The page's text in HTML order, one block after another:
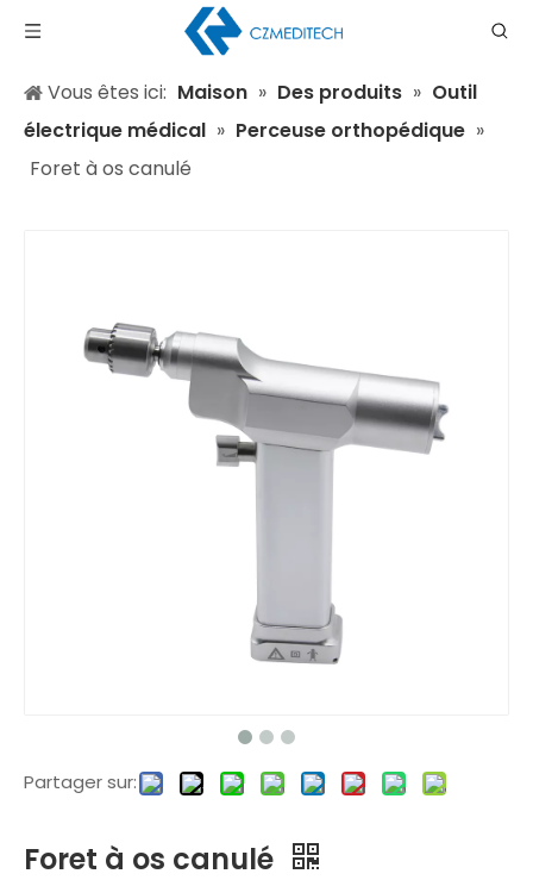
Vous êtes ici: Maison » Des produits » Outil
électrique médical » Perceuse orthopédique »
Foret à os canulé
Partager sur:
Foret à os canulé